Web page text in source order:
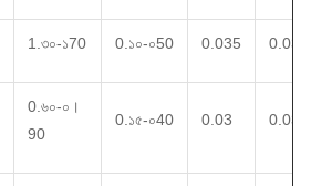
1.৩০-১70 0.১০-০50 0.035 0.035
0.৬০-০।
90
0.১৫-০40 0.03 0.03